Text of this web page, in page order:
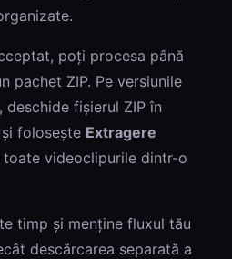
poți procesa până
pachet ZIP. Pe versiunile
fișierul ZIP în
folosește Extragere
toate videoclipurile dintr-o
timp și menține fluxul tău
descărcarea separată a